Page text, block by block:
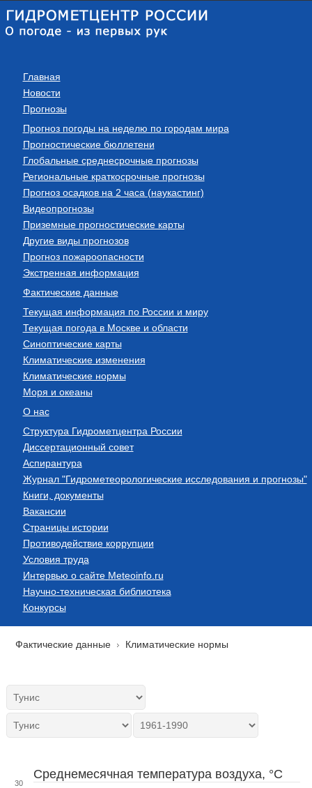
Главная
Новости
Прогнозы
Прогноз погоды на неделю по городам мира
Прогностические бюллетени
Глобальные среднесрочные прогнозы
Региональные краткосрочные прогнозы
Прогноз осадков на 2 часа (наукастинг)
Видеопрогнозы
Приземные прогностические карты
Другие виды прогнозов
Прогноз пожароопасности
Экстренная информация
Фактические данные
Текущая информация по России и миру
Текущая погода в Москве и области
Синоптические карты
Климатические изменения
Климатические нормы
Моря и океаны
О нас
Структура Гидрометцентра России
Диссертационный совет
Аспирантура
Журнал "Гидрометеорологические исследования и прогнозы"
Книги, документы
Вакансии
Страницы истории
Противодействие коррупции
Условия труда
Интервью о сайте Meteoinfo.ru
Научно-техническая библиотека
Конкурсы
Фактические данные Климатические нормы
Среднемесячная температура воздуха, °C
30